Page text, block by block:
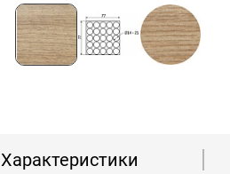
Характеристики